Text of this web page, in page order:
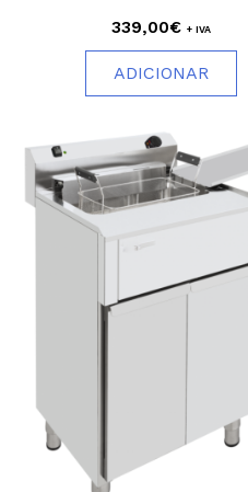
339,00€ + IVA
ADICIONAR